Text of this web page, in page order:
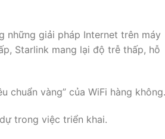
những giải pháp Internet trên máy
Starlink mang lại độ trễ thấp, hỗ
chuẩn vàng” của WiFi hàng không.
trong việc triển khai.